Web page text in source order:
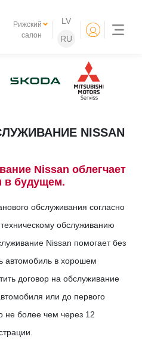
Рижский
салон
LV
RU
NISSAN
Nissan облегчает
в будущем.
обслуживания согласно
обслуживанию
Nissan помогает без
автомобиль в хорошем
договор на обслуживание
или до первого
не более чем через 12